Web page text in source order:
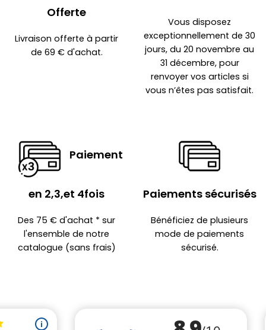
Offerte
Livraison offerte à partir
de 69 € d'achat.
Vous disposez
exceptionnellement de 30
jours, du 20 novembre au
31 décembre, pour
renvoyer vos articles si
vous n’êtes pas satisfait.
Paiement
en 2,3,et 4fois
Des 75 € d'achat * sur
l'ensemble de notre
catalogue (sans frais)
Paiements sécurisés
Bénéficiez de plusieurs
mode de paiements
sécurisé.